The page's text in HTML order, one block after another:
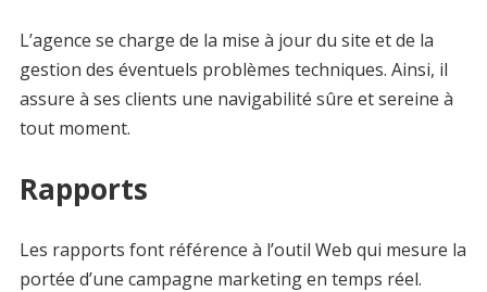
L’agence se charge de la mise à jour du site et de la
gestion des éventuels problèmes techniques. Ainsi, il
assure à ses clients une navigabilité sûre et sereine à
tout moment.
Rapports
Les rapports font référence à l’outil Web qui mesure la
portée d’une campagne marketing en temps réel.